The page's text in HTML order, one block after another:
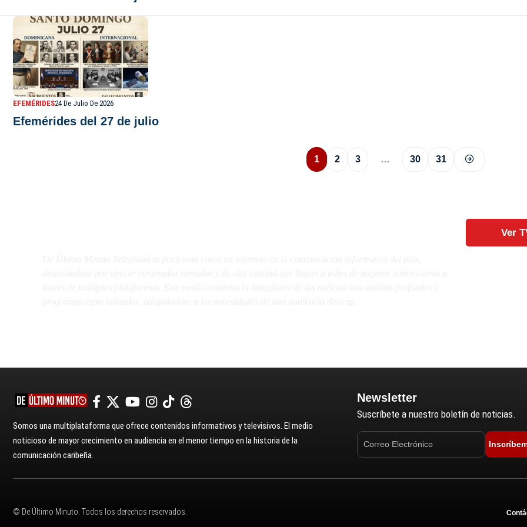
EFEMÉRIDES24 De Julio De 2026
Efemérides del 27 de julio
1 2 3 … 30 31
Ver
Somos una multiplataforma que ofrece contenidos informativos y televisivos. El medio
noticioso de mayor crecimiento en audiencia en el menor tiempo en la historia de la
comunicación caribeña.
Newsletter
Suscríbete a nuestro boletín de noticias.
© De Último Minuto. Todos los derechos reservados.